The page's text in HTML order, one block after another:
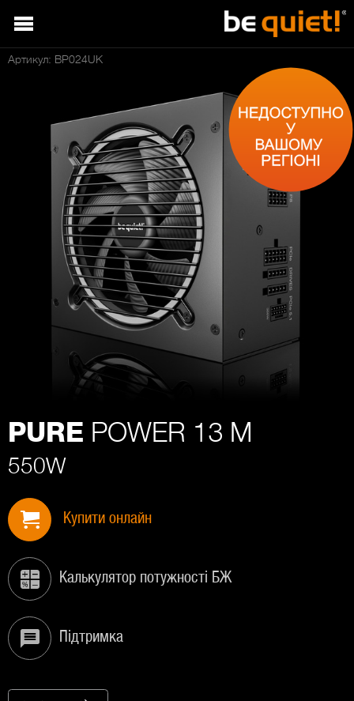
Артикул: BP024UK
PURE POWER 13 M
550W
Купити онлайн
Калькулятор потужності БЖ
Підтримка